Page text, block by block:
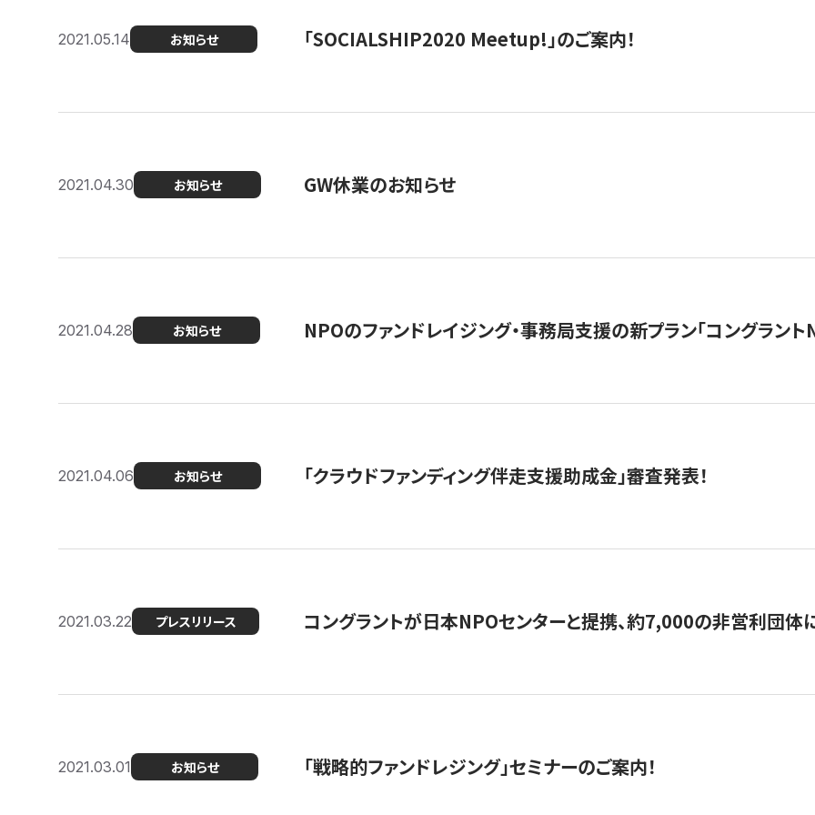
2021.05.14 お知らせ 「SOCIALSHIP2020 Meetup!」のご案内！
2021.04.30 お知らせ GW休業のお知らせ
2021.04.28 お知らせ NPOのファンドレイジング・事務局支援の新プラン「コングラント
2021.04.06 お知らせ 「クラウドファンディング伴走支援助成金」審査発表！
2021.03.22 プレスリリース コングラントが日本NPOセンターと提携、約7,000の非営利団体
2021.03.01 お知らせ 「戦略的ファンドレジング」セミナーのご案内！